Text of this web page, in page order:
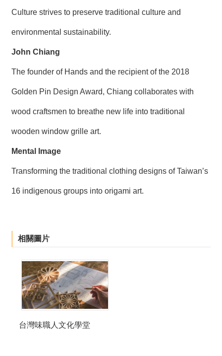
Culture strives to preserve traditional culture and
environmental sustainability.
John Chiang
The founder of Hands and the recipient of the 2018
Golden Pin Design Award, Chiang collaborates with
wood craftsmen to breathe new life into traditional
wooden window grille art.
Mental Image
Transforming the traditional clothing designs of Taiwan’s
16 indigenous groups into origami art.
相關圖片
台灣味職人文化學堂